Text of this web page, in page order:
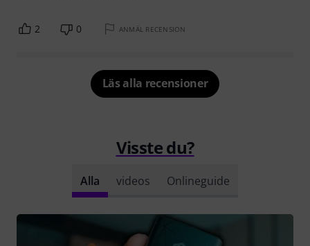
2 0 ANMÄL RECENSION
Läs alla recensioner
Visste du?
Alla videos Onlineguide